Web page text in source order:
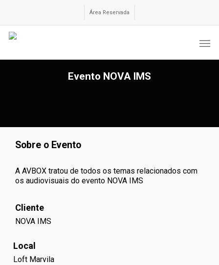
main
content
Área Reservada
Evento NOVA IMS
Sobre o Evento
A AVBOX tratou de todos os temas relacionados com
os audiovisuais do evento NOVA IMS
Cliente
NOVA IMS
Local
Loft Marvila